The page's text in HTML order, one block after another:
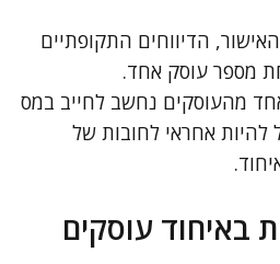
הדיווחים התקופתיים
מספר עוסק אחד.
מהעוסקים נחשב לחייב במס
להיות אחראי לחובות של
באיחוד עוסקים